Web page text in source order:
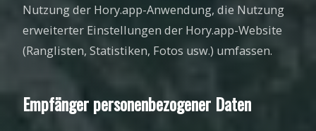
Nutzung der Hory.app-Anwendung, die Nutzung
erweiterter Einstellungen der Hory.app-Website
(Ranglisten, Statistiken, Fotos usw.) umfassen.
Empfänger personenbezogener Daten